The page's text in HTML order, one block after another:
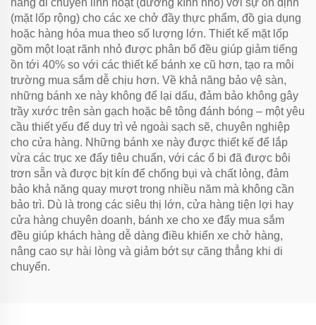
năng di chuyển linh hoạt (đường kính nhỏ) với sự ổn định
(mặt lốp rộng) cho các xe chở đầy thực phẩm, đồ gia dụng
hoặc hàng hóa mua theo số lượng lớn. Thiết kế mặt lốp
gồm một loạt rãnh nhỏ được phân bố đều giúp giảm tiếng
ồn tới 40% so với các thiết kế bánh xe cũ hơn, tạo ra môi
trường mua sắm dễ chịu hơn. Về khả năng bảo vệ sàn,
những bánh xe này không để lại dấu, đảm bảo không gây
trầy xước trên sàn gạch hoặc bê tông đánh bóng – một yêu
cầu thiết yếu để duy trì vẻ ngoài sạch sẽ, chuyên nghiệp
cho cửa hàng. Những bánh xe này được thiết kế để lắp
vừa các trục xe đẩy tiêu chuẩn, với các ổ bi đã được bôi
trơn sẵn và được bịt kín để chống bụi và chất lỏng, đảm
bảo khả năng quay mượt trong nhiều năm mà không cần
bảo trì. Dù là trong các siêu thị lớn, cửa hàng tiện lợi hay
cửa hàng chuyên doanh, bánh xe cho xe đẩy mua sắm
đều giúp khách hàng dễ dàng điều khiển xe chở hàng,
nâng cao sự hài lòng và giảm bớt sự căng thẳng khi di
chuyển.